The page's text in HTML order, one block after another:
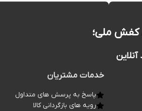
کفش ملی؛
خدمات مشتریان
پاسخ به پرسش های متداول
رویه های بازگردانی کالا